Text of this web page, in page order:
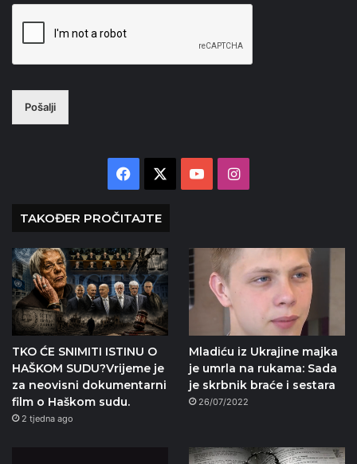
Pošalji
Facebook YouTubeInstagram
TAKOĐER PROČITAJTE
TKO ĆE SNIMITI ISTINU O
HAŠKOM SUDU?Vrijeme je
za neovisni dokumentarni
film o Haškom sudu.
2 tjedna ago
Mladiću iz Ukrajine majka
je umrla na rukama: Sada
je skrbnik braće i sestara
26/07/2022